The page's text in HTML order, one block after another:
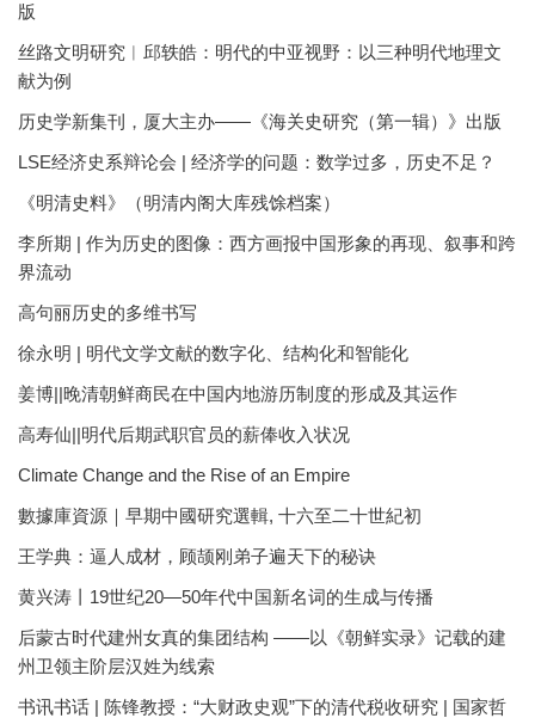
版
丝路文明研究︱邱轶皓：明代的中亚视野：以三种明代地理文
献为例
历史学新集刊，厦大主办——《海关史研究（第一辑）》出版
LSE经济史系辩论会 | 经济学的问题：数学过多，历史不足？
《明清史料》（明清内阁大库残馀档案）
李所期 | 作为历史的图像：西方画报中国形象的再现、叙事和跨
界流动
高句丽历史的多维书写
徐永明 | 明代文学文献的数字化、结构化和智能化
姜博||晚清朝鲜商民在中国内地游历制度的形成及其运作
高寿仙||明代后期武职官员的薪俸收入状况
Climate Change and the Rise of an Empire
數據庫資源｜早期中國研究選輯, 十六至二十世紀初
王学典：逼人成材，顾颉刚弟子遍天下的秘诀
黄兴涛丨19世纪20—50年代中国新名词的生成与传播
后蒙古时代建州女真的集团结构 ——以《朝鲜实录》记载的建
州卫领主阶层汉姓为线索
书讯书话 | 陈锋教授：“大财政史观”下的清代税收研究 | 国家哲